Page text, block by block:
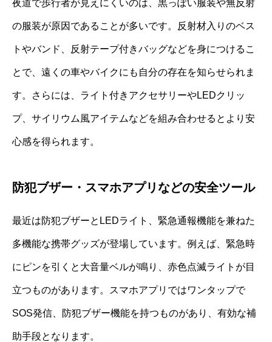
夜道で歩行者が見えにくいのは、黒っぽい服装や無反射
の服装が原因であることが多いです。反射材入りのベス
トやバンド、反射テープ付きバッグなどを身につけるこ
とで、遠くの車やバイクにも自分の存在を知らせられま
す。さらには、ライト付きアクセサリーやLEDクリッ
プ、サイリウム風アイテムなどを組み合わせるとより安
心感を得られます。
防犯ブザー・スマホアプリなどの安全ツール
最近は防犯ブザーとLEDライト、緊急通報機能を兼ねた
多機能な携帯グッズが登場しています。例えば、緊急時
にピンを引くと大音量ベルが鳴り、赤色点滅ライトが目
立つものがあります。スマホアプリではワンタップで
SOS発信、防犯ブザー機能を持つものがあり、有効な補
助手段となります。